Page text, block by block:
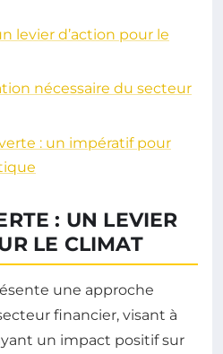
levier d’action pour le
nécessaire du secteur
: un impératif pour
: UN LEVIER
LE CLIMAT
une approche
financier, visant à
un impact positif sur